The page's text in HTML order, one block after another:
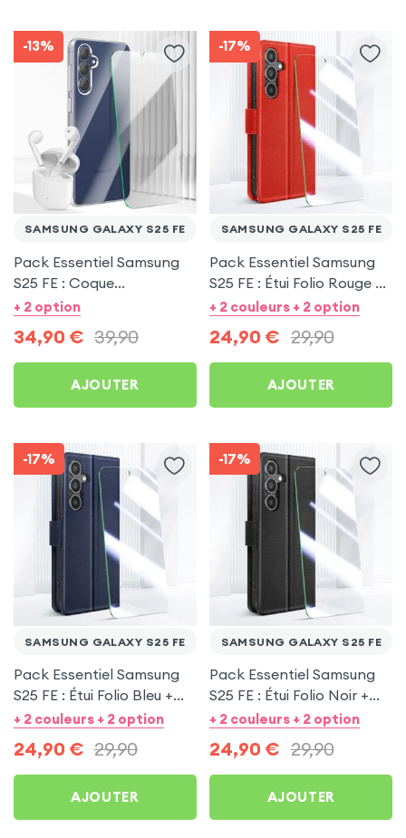
-13%
SAMSUNG GALAXY S25 FE
Pack Essentiel Samsung
S25 FE : Coque
Transparente +
Écouteurs sans fil
+ 2 option
34,90 € 39,90
AJOUTER
-17%
SAMSUNG GALAXY S25 FE
Pack Essentiel Samsung
S25 FE : Étui Folio Rouge +
Protection écran
+ 2 couleurs + 2 option
24,90 € 29,90
AJOUTER
-17%
SAMSUNG GALAXY S25 FE
Pack Essentiel Samsung
S25 FE : Étui Folio Bleu +
Protection écran
+ 2 couleurs + 2 option
24,90 € 29,90
AJOUTER
-17%
SAMSUNG GALAXY S25 FE
Pack Essentiel Samsung
S25 FE : Étui Folio Noir +
Protection écran
+ 2 couleurs + 2 option
24,90 € 29,90
AJOUTER